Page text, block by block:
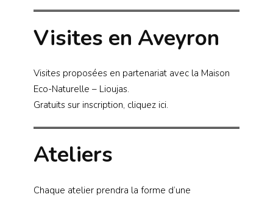
Visites en Aveyron
Visites proposées en partenariat avec la Maison
Eco-Naturelle – Lioujas.
Gratuits sur inscription, cliquez ici.
Ateliers
Chaque atelier prendra la forme d’une